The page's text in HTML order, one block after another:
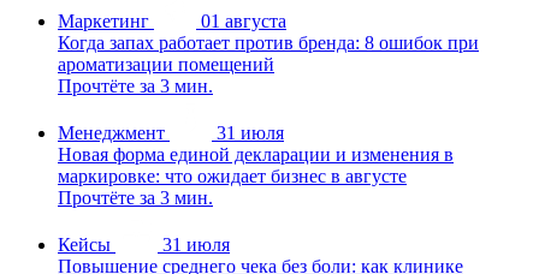
Маркетинг
01 августа
Когда запах работает против бренда: 8 ошибок при
ароматизации помещений
Прочтёте за 3 мин.
Менеджмент
31 июля
Новая форма единой декларации и изменения в
маркировке: что ожидает бизнес в августе
Прочтёте за 3 мин.
Кейсы
31 июля
Повышение среднего чека без боли: как клинике